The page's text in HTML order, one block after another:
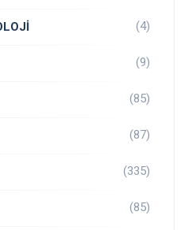
(4)
(9)
(85)
(87)
(335)
(85)